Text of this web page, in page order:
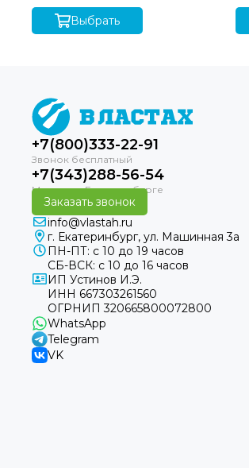
Выбрать
+7(800)333-22-91
+7(343)288-56-54
Заказать звонок
info@vlastah.ru
г. Екатеринбург, ул. Машинная 3а
ПН-ПТ: с 10 до 19 часов
СБ-ВСК: с 10 до 16 часов
ИП Устинов И.Э.
ИНН 667303261560
ОГРНИП 320665800072800
WhatsApp
Telegram
VK